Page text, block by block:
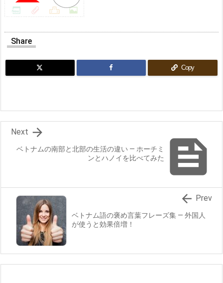
Share
Copy

ベトナムの南部と北部の生活の違い ― ホーチミ
ンとハノイを比べてみた

Next
ベトナム語の褒め言葉フレーズ集 ― 外国人
が使うと効果倍増！
 Prev